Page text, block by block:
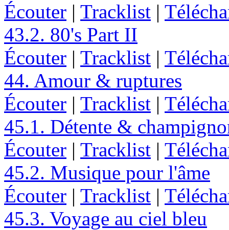
Écouter | Tracklist |
43.2. 80's Part II
Écouter | Tracklist |
44. Amour & ruptures
Écouter | Tracklist |
45.1. Détente &
Écouter | Tracklist |
45.2. Musique pour l'âme
Écouter | Tracklist |
45.3. Voyage au ciel bleu